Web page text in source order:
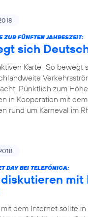
ZUR FÜNFTEN JAHRESZEIT:
sich
Karte „So bewegt
Pünktlich zum
in Kooperation mit
rund um Karneval im
DAY BEI TELEFÓNICA:
mit
dem Internet sollte